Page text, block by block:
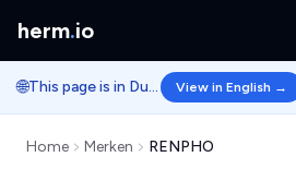
herm.io
🌐 This page is in Dutch. View in English →
Home Merken RENPHO